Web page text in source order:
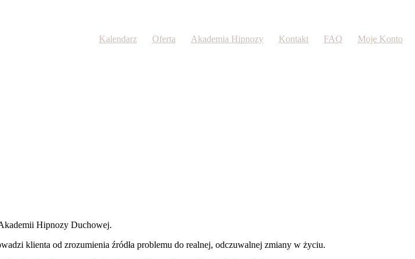
Kalendarz Oferta Akademia Hipnozy Kontakt FAQ
Moje Konto
Hipnozy Duchowej.
klienta od zrozumienia źródła problemu do realnej, odczuwalnej zmiany w życiu.